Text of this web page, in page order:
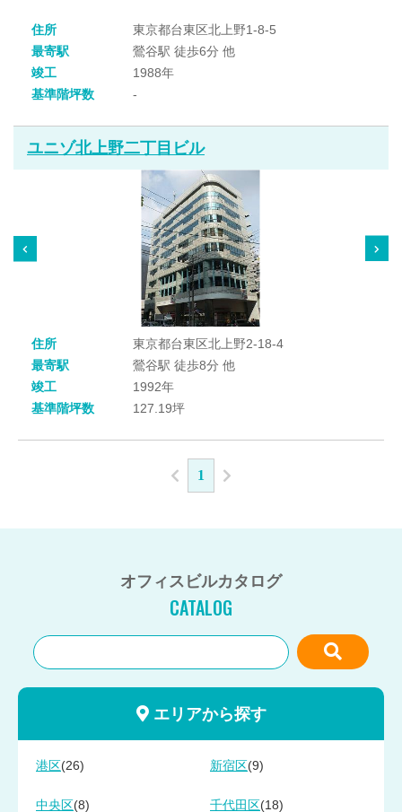
住所
東京都台東区北上野1-8-5
最寄駅
鶯谷駅 徒歩6分 他
竣工
1988年
基準階坪数
-
ユニゾ北上野二丁目ビル
住所
東京都台東区北上野2-18-4
最寄駅
鶯谷駅 徒歩8分 他
竣工
1992年
基準階坪数
127.19坪
1
オフィスビルカタログ
CATALOG
エリアから探す
港区 (26) 新宿区 (9)
中央区 (8) 千代田区 (18)